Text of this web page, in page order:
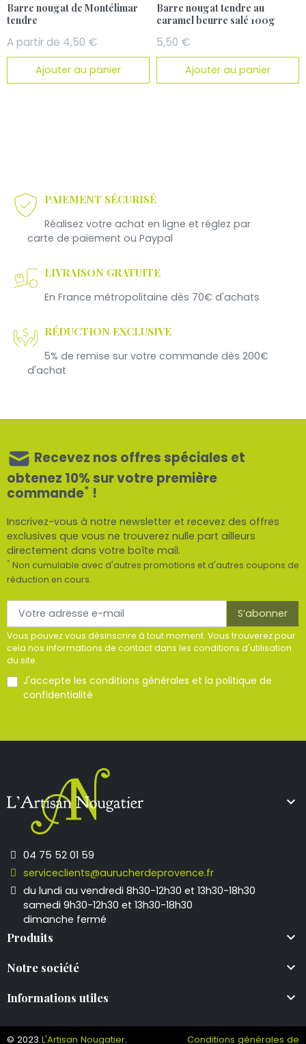
Barre nougat de Montélimar
tendre
A partir de 4,50 €
Ajouter au panier
Barre nougat tendre au
caramel beurre salé 100g
5,50 €
Ajouter au panier
PAIEMENT SÉCURISÉ
Réalisez votre achat en ligne et réglez par
carte de paiement ou Paypal
LIVRAISON GRATUITE
En France métropolitaine dès 70€ d'achats
RÉDUCTION EXCLUSIVE
5% de remise sur votre commande dès 200€
d'achat
Recevez nos offres spéciales et
obtenez 10% sur votre première
commande* !
Inscrivez-vous à notre newsletter et recevez des offres
exclusives que vous ne trouverez nulle part ailleurs
directement dans votre boîte mail.
* Non cumulable avec d'autres promotions et d'autres coupons de
réduction en cours.
Vous pouvez vous désinscrire à tout moment. Vous trouverez pour
cela nos informations de contact dans les conditions d'utilisation
du site.
J'accepte les conditions générales et la politique de
confidentialité

04 75 52 01 59
serviceclients@aurucherdeprovence.fr
du lundi au vendredi 8h30-12h30 et 13h30-18h30
samedi 9h30-12h30 et 13h30-18h30
dimanche fermé
Produits 
Notre société 
Informations utiles 
© 2023 L'Artisan Nougatier. Conditions générales de